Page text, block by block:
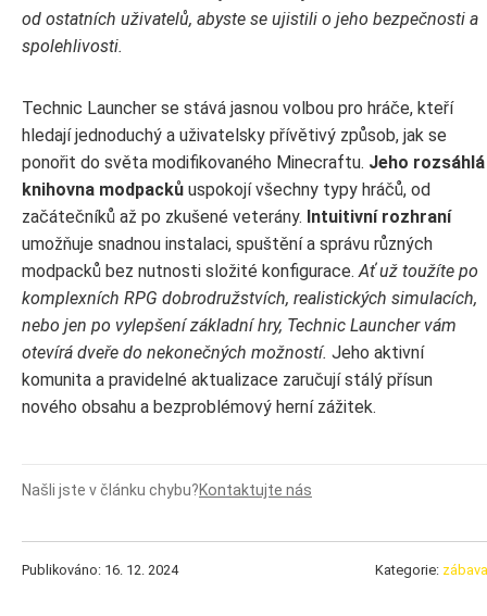
od ostatních uživatelů, abyste se ujistili o jeho bezpečnosti a
spolehlivosti.
Technic Launcher se stává jasnou volbou pro hráče, kteří
hledají jednoduchý a uživatelsky přívětivý způsob, jak se
ponořit do světa modifikovaného Minecraftu. Jeho rozsáhlá
knihovna modpacků uspokojí všechny typy hráčů, od
začátečníků až po zkušené veterány. Intuitivní rozhraní
umožňuje snadnou instalaci, spuštění a správu různých
modpacků bez nutnosti složité konfigurace.Ať už toužíte po
komplexních RPG dobrodružstvích, realistických simulacích,
nebo jen po vylepšení základní hry, Technic Launcher vám
otevírá dveře do nekonečných možností. Jeho aktivní
komunita a pravidelné aktualizace zaručují stálý přísun
nového obsahu a bezproblémový herní zážitek.
Našli jste v článku chybu?Kontaktujte nás
Publikováno: 16. 12. 2024 Kategorie: zábava